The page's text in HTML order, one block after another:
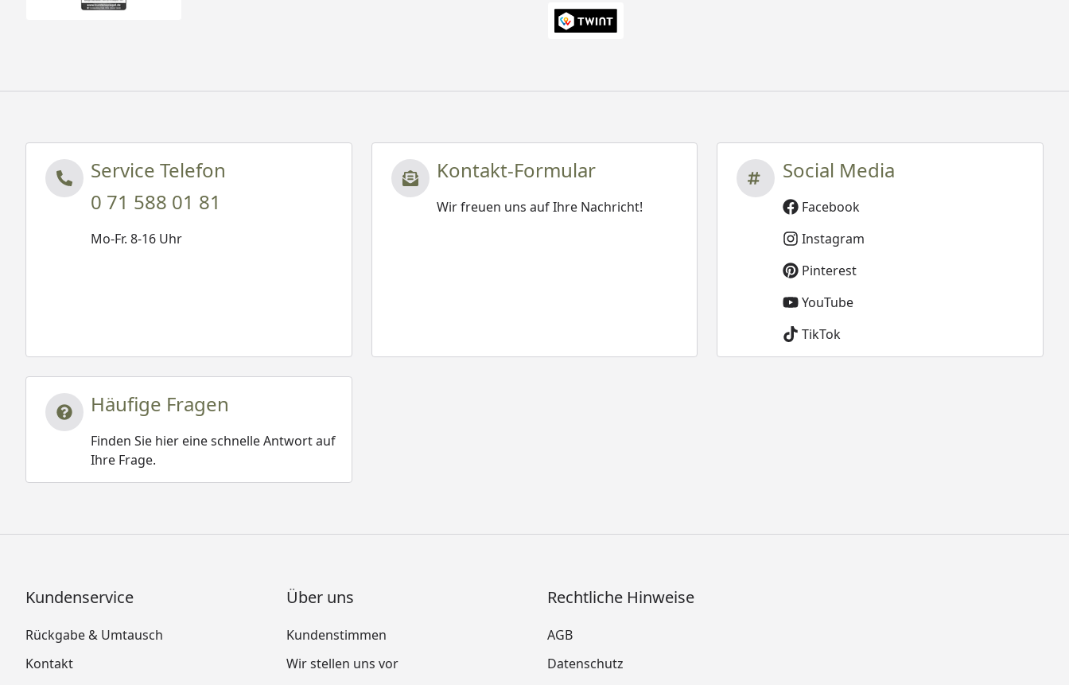
Service Telefon
0 71 588 01 81
Mo-Fr. 8-16 Uhr
Kontakt-Formular
Wir freuen uns auf Ihre Nachricht!
Social Media
Facebook
Instagram
Pinterest
YouTube
TikTok
Häufige Fragen
Finden Sie hier eine schnelle Antwort auf
Ihre Frage.
Kundenservice
Rückgabe & Umtausch
Kontakt
Über uns
Kundenstimmen
Wir stellen uns vor
Rechtliche Hinweise
AGB
Datenschutz